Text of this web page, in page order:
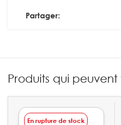
Partager:
Produits qui peuvent
En rupture de stock